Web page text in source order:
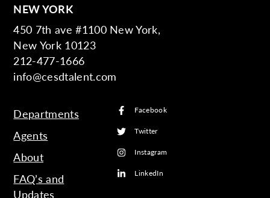
NEW YORK
450 7th ave #1100 New York,
New York 10123
212-477-1666
info@cesdtalent.com
Departments
Agents
About
FAQ’s and
Updates
Facebook
Twitter
Instagram
LinkedIn